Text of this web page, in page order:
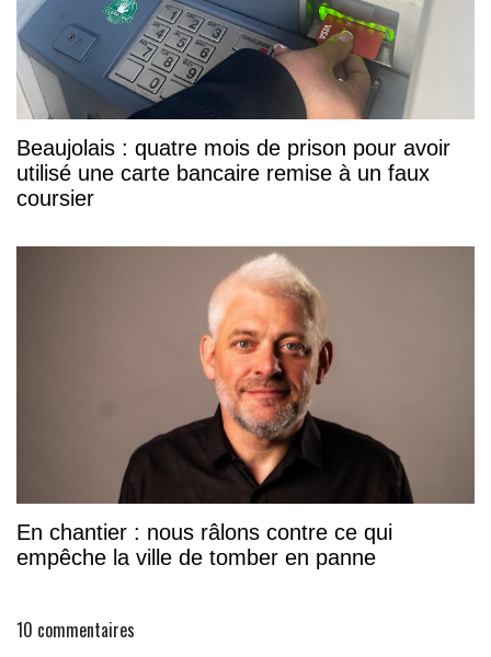
Beaujolais : quatre mois de prison pour avoir
utilisé une carte bancaire remise à un faux
coursier
En chantier : nous râlons contre ce qui
empêche la ville de tomber en panne
10 commentaires